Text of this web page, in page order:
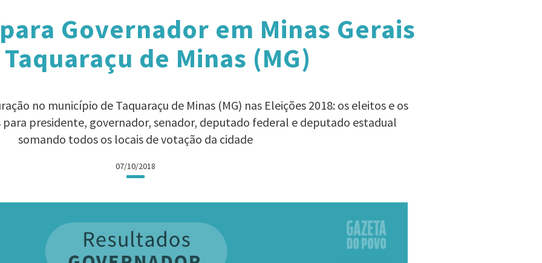
Governador em Minas Gerais
de Minas (MG)
no município de Taquaraçu de Minas (MG) nas Eleições 2018: os eleitos e os
presidente, governador, senador, deputado federal e deputado estadual
somando todos os locais de votação da cidade
07/10/2018